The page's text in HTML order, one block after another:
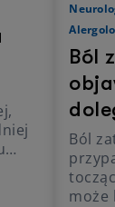
Ból
Ból
może